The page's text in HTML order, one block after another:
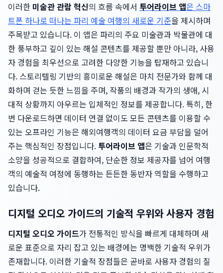
이러한 미술관 관람 혁신의 흐름 속에서 투어라이브 앱은 스마
트폰 하나로 떠나는 파리 예술 여행의 새로운 기준을 제시하며
주목받고 있습니다. 이 앱은 파리의 주요 미술관과 박물관에 대
한 풍부하고 깊이 있는 해설 콘텐츠를 제공할 뿐만 아니라, 사용
자 경험을 최우선으로 고려한 다양한 기능을 탑재하고 있습니
다. 스토리텔링 기반의 흥미로운 해설은 마치 전문가와 함께 대
화하며 걷는 듯한 느낌을 주며, 작품의 배경과 작가의 생애, 시
대적 상황까지 아우르는 입체적인 정보를 제공합니다. 특히, 한
번 다운로드하면 데이터 연결 없이도 모든 콘텐츠를 이용할 수
있는 오프라인 기능은 해외여행객의 데이터 요금 부담을 덜어
주는 핵심적인 장점입니다. 투어라이브 앱은 기술과 인문학적
소양을 성공적으로 결합하여, 단순한 정보 제공자를 넘어 여행
객의 예술적 여정에 동행하는 든든한 동반자 역할을 수행하고
있습니다.
디지털 오디오 가이드의 기술적 우위와 사용자 경험
디지털 오디오 가이드가 전통적인 방식을 빠르게 대체하며 새
로운 표준으로 자리 잡고 있는 배경에는 명백한 기술적 우위가
존재합니다. 이러한 기술적 장점들은 곧바로 사용자 경험의 질